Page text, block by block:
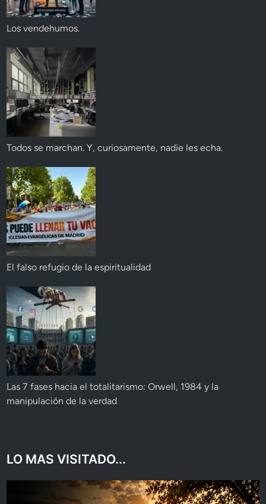
Los vendehumos.
Todos se marchan. Y, curiosamente, nadie les echa.
El falso refugio de la espiritualidad
Las 7 fases hacia el totalitarismo: Orwell, 1984 y la
manipulación de la verdad
LO MAS VISITADO...